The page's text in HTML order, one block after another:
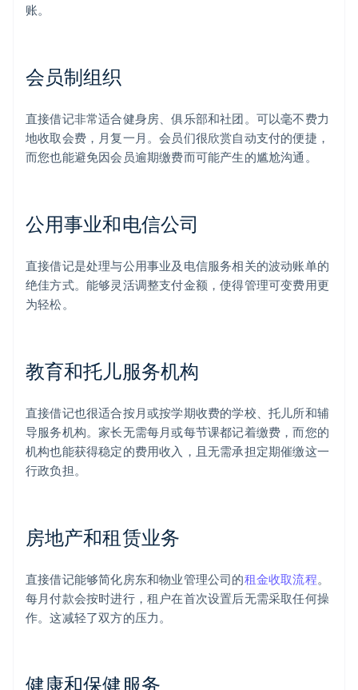
账。
会员制组织
直接借记非常适合健身房、俱乐部和社团。可以毫不费力
地收取会费，月复一月。会员们很欣赏自动支付的便捷，
而您也能避免因会员逾期缴费而可能产生的尴尬沟通。
公用事业和电信公司
直接借记是处理与公用事业及电信服务相关的波动账单的
绝佳方式。能够灵活调整支付金额，使得管理可变费用更
为轻松。
教育和托儿服务机构
直接借记也很适合按月或按学期收费的学校、托儿所和辅
导服务机构。家长无需每月或每节课都记着缴费，而您的
机构也能获得稳定的费用收入，且无需承担定期催缴这一
行政负担。
房地产和租赁业务
直接借记能够简化房东和物业管理公司的租金收取流程。
每月付款会按时进行，租户在首次设置后无需采取任何操
作。这减轻了双方的压力。
健康和保健服务